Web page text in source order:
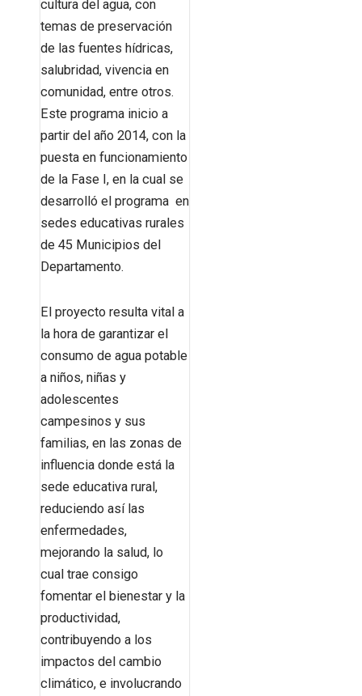
cultura del agua, con
temas de preservación
de las fuentes hídricas,
salubridad, vivencia en
comunidad, entre otros.
Este programa inicio a
partir del año 2014, con la
puesta en funcionamiento
de la Fase I, en la cual se
desarrolló el programa en
sedes educativas rurales
de 45 Municipios del
Departamento.
El proyecto resulta vital a
la hora de garantizar el
consumo de agua potable
a niños, niñas y
adolescentes
campesinos y sus
familias, en las zonas de
influencia donde está la
sede educativa rural,
reduciendo así las
enfermedades,
mejorando la salud, lo
cual trae consigo
fomentar el bienestar y la
productividad,
contribuyendo a los
impactos del cambio
climático, e involucrando